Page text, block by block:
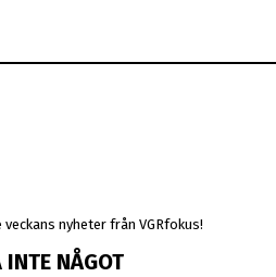
nyheter från VGRfokus!
NÅGOT